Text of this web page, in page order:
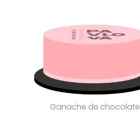
Ganache de chocolate